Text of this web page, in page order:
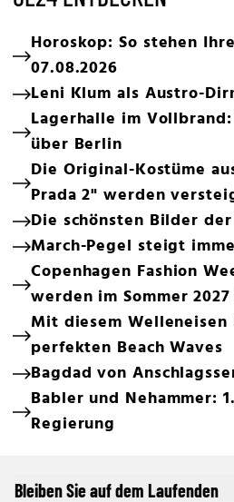
Horoskop: So stehen
07.08.2026
Leni Klum als Austro-
Lagerhalle im
über Berlin
Die Original-Kostüme
Prada 2" werden
Die schönsten Bilder
March-Pegel steigt
Copenhagen Fashion
werden im Sommer
Mit diesem
perfekten Beach Waves
Bagdad von
Babler und Nehammer:
Regierung
Bleiben Sie auf dem Laufenden